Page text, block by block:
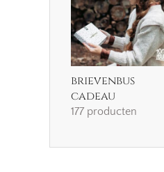
brievenbus
cadeau
177 producten